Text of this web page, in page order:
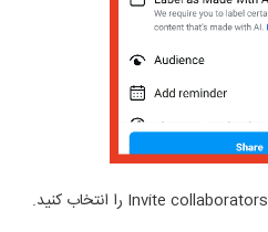
Invite collaborators را انتخاب کنید.